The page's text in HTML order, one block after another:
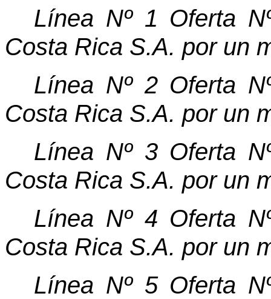
Línea Nº 1 Oferta
Costa Rica S.A. por un
Línea Nº 2 Oferta
Costa Rica S.A. por un
Línea Nº 3 Oferta
Costa Rica S.A. por un
Línea Nº 4 Oferta
Costa Rica S.A. por un
Línea Nº 5 Oferta